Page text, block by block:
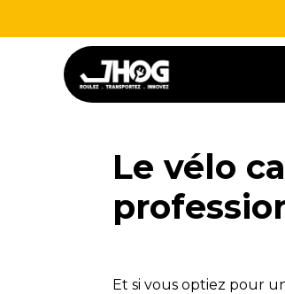
Se rendre au contenu
Le vélo
Et si vous optiez pour